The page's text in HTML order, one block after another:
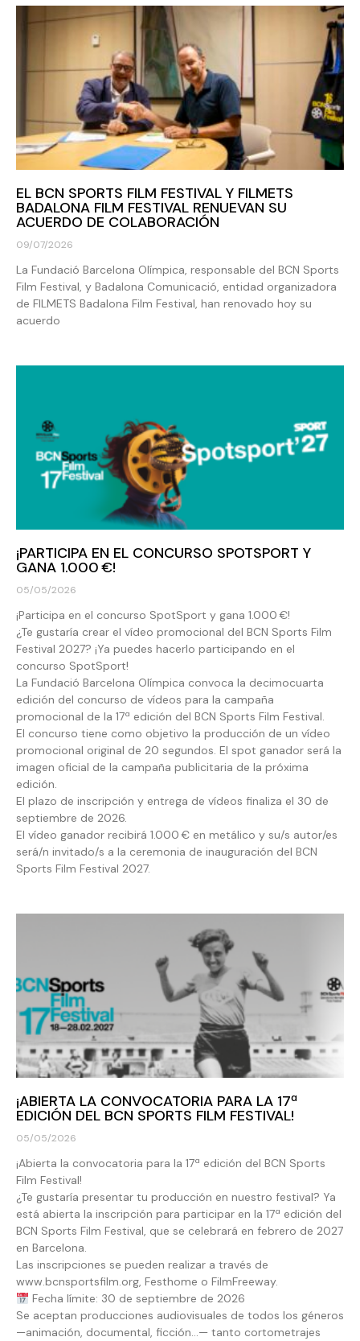
EL BCN SPORTS FILM FESTIVAL Y FILMETS
BADALONA FILM FESTIVAL RENUEVAN SU
ACUERDO DE COLABORACIÓN
09/07/2026
La Fundació Barcelona Olímpica, responsable del BCN Sports
Film Festival, y Badalona Comunicació, entidad organizadora
de FILMETS Badalona Film Festival, han renovado hoy su
acuerdo
¡PARTICIPA EN EL CONCURSO SPOTSPORT Y
GANA 1.000 €!
05/05/2026
¡Participa en el concurso SpotSport y gana 1.000 €!
¿Te gustaría crear el vídeo promocional del BCN Sports Film
Festival 2027? ¡Ya puedes hacerlo participando en el
concurso SpotSport!
La Fundació Barcelona Olímpica convoca la decimocuarta
edición del concurso de vídeos para la campaña
promocional de la 17ª edición del BCN Sports Film Festival.
El concurso tiene como objetivo la producción de un vídeo
promocional original de 20 segundos. El spot ganador será la
imagen oficial de la campaña publicitaria de la próxima
edición.
El plazo de inscripción y entrega de vídeos finaliza el 30 de
septiembre de 2026.
El vídeo ganador recibirá 1.000 € en metálico y su/s autor/es
será/n invitado/s a la ceremonia de inauguración del BCN
Sports Film Festival 2027.
¡ABIERTA LA CONVOCATORIA PARA LA 17ª
EDICIÓN DEL BCN SPORTS FILM FESTIVAL!
05/05/2026
¡Abierta la convocatoria para la 17ª edición del BCN Sports
Film Festival!
¿Te gustaría presentar tu producción en nuestro festival? Ya
está abierta la inscripción para participar en la 17ª edición del
BCN Sports Film Festival, que se celebrará en febrero de 2027
en Barcelona.
Las inscripciones se pueden realizar a través de
www.bcnsportsfilm.org, Festhome o FilmFreeway.
Fecha límite: 30 de septiembre de 2026
Se aceptan producciones audiovisuales de todos los géneros
—animación, documental, ficción…— tanto cortometrajes